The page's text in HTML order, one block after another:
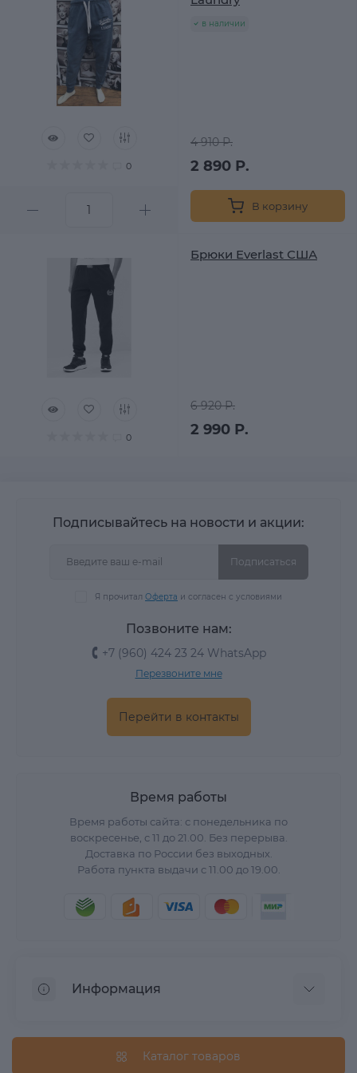
0
в наличии
4 910 Р.
2 890 Р.
В корзину
0
Брюки Everlast США
6 920 Р.
2 990 Р.
Подписывайтесь на новости и акции:
Подписаться
Я прочитал Оферта и согласен с условиями
Позвоните нам:
+7 (960) 424 23 24 WhatsApp
Перезвоните мне
Перейти в контакты
Время работы
Время работы сайта: с понедельника по
воскресенье, с 11 до 21.00. Без перерыва.
Доставка по России без выходных.
Работа пункта выдачи с 11.00 до 19.00.
Информация
Каталог товаров